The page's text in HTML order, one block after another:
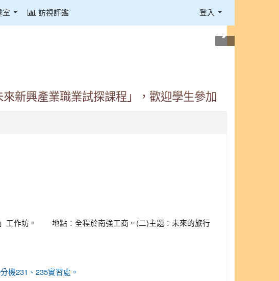
室 訪視評鑑 登入
新興產業職業試探課程」，歡迎學生參加
作坊。 地點：全程於南強工商。(二)主題：未來的旅行
機231、235實習處。